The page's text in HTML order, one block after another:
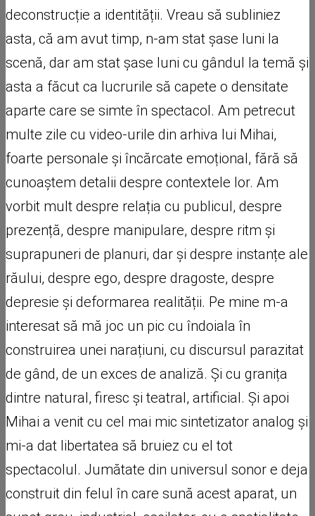
deconstrucție a identității. Vreau să subliniez
asta, că am avut timp, n-am stat șase luni la
scenă, dar am stat șase luni cu gândul la temă și
asta a făcut ca lucrurile să capete o densitate
aparte care se simte în spectacol. Am petrecut
multe zile cu video-urile din arhiva lui Mihai,
foarte personale și încărcate emoțional, fără să
cunoaștem detalii despre contextele lor. Am
vorbit mult despre relația cu publicul, despre
prezență, despre manipulare, despre ritm și
suprapuneri de planuri, dar și despre instanțe ale
răului, despre ego, despre dragoste, despre
depresie și deformarea realității. Pe mine m-a
interesat să mă joc un pic cu îndoiala în
construirea unei narațiuni, cu discursul parazitat
de gând, de un exces de analiză. Și cu granița
dintre natural, firesc și teatral, artificial. Și apoi
Mihai a venit cu cel mai mic sintetizator analog și
mi-a dat libertatea să bruiez cu el tot
spectacolul. Jumătate din universul sonor e deja
construit din felul în care sună acest aparat, un